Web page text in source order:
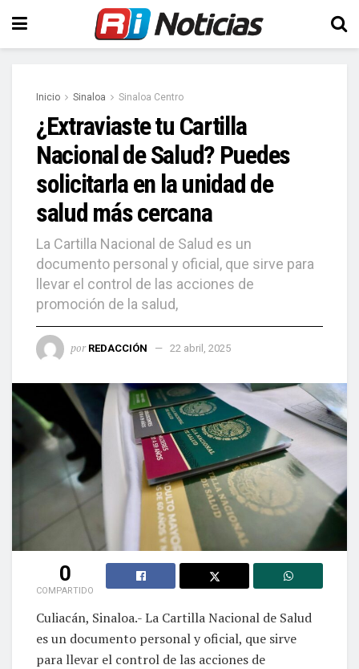
Inicio Sinaloa Sinaloa Centro
¿Extraviaste tu Cartilla
Nacional de Salud? Puedes
solicitarla en la unidad de
salud más cercana
La Cartilla Nacional de Salud es un
documento personal y oficial, que sirve para
llevar el control de las acciones de
promoción de la salud,
por REDACCIÓN 22 abril, 2025
0
COMPARTIDO
Culiacán, Sinaloa.- La Cartilla Nacional de Salud
es un documento personal y oficial, que sirve
para llevar el control de las acciones de